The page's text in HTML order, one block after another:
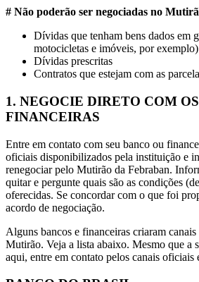
# Não poderão ser negociadas no
Dívidas que tenham bens dados em
motocicletas e imóveis, por exemplo)
Dívidas prescritas
Contratos que estejam com as
1. NEGOCIE DIRETO COM
FINANCEIRAS
Entre em contato com seu banco ou
oficiais disponibilizados pela instituição e
renegociar pelo Mutirão da Febraban.
quitar e pergunte quais são as condições
oferecidas. Se concordar com o que foi
acordo de negociação.
Alguns bancos e financeiras criaram canais
Mutirão. Veja a lista abaixo. Mesmo que a
aqui, entre em contato pelos canais oficiais